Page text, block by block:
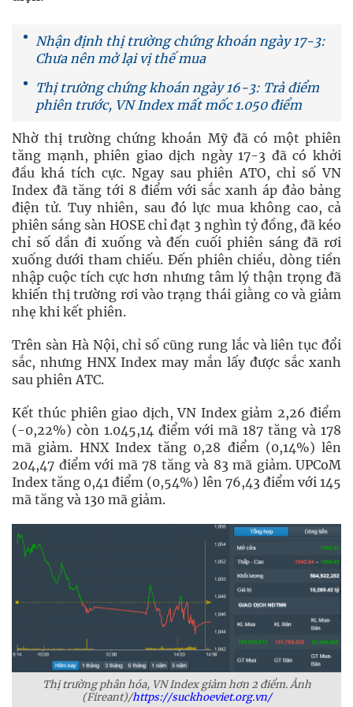
Nhận định thị trường chứng khoán ngày 17-3:
Chưa nên mở lại vị thế mua
Thị trường chứng khoán ngày 16-3: Trả điểm
phiên trước, VN Index mất mốc 1.050 điểm
Nhờ thị trường chứng khoán Mỹ đã có một phiên
tăng mạnh, phiên giao dịch ngày 17-3 đã có khởi
đầu khá tích cực. Ngay sau phiên ATO, chỉ số VN
Index đã tăng tới 8 điểm với sắc xanh áp đảo bảng
điện tử. Tuy nhiên, sau đó lực mua không cao, cả
phiên sáng sàn HOSE chỉ đạt 3 nghìn tỷ đồng, đã kéo
chỉ số dần đi xuống và đến cuối phiên sáng đã rơi
xuống dưới tham chiếu. Đến phiên chiều, dòng tiền
nhập cuộc tích cực hơn nhưng tâm lý thận trọng đã
khiến thị trường rơi vào trạng thái giằng co và giảm
nhẹ khi kết phiên.
Trên sàn Hà Nội, chỉ số cũng rung lắc và liên tục đổi
sắc, nhưng HNX Index may mắn lấy được sắc xanh
sau phiên ATC.
Kết thúc phiên giao dịch, VN Index giảm 2,26 điểm
(-0,22%) còn 1.045,14 điểm với mã 187 tăng và 178
mã giảm. HNX Index tăng 0,28 điểm (0,14%) lên
204,47 điểm với mã 78 tăng và 83 mã giảm. UPCoM
Index tăng 0,41 điểm (0,54%) lên 76,43 điểm với 145
mã tăng và 130 mã giảm.
Thị trường phân hóa, VN Index giảm hơn 2 điểm. Ảnh
(Fireant)/https://suckhoeviet.org.vn/